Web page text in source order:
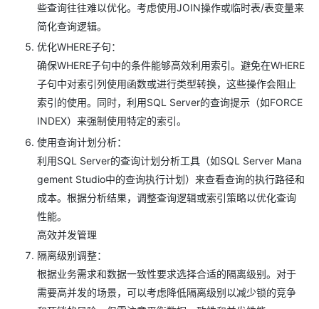
些查询往往难以优化。考虑使用JOIN操作或临时表/表变量来
简化查询逻辑。
优化WHERE子句：
确保WHERE子句中的条件能够高效利用索引。避免在WHERE
子句中对索引列使用函数或进行类型转换，这些操作会阻止
索引的使用。同时，利用SQL Server的查询提示（如FORCE
INDEX）来强制使用特定的索引。
使用查询计划分析：
利用SQL Server的查询计划分析工具（如SQL Server Mana
gement Studio中的查询执行计划）来查看查询的执行路径和
成本。根据分析结果，调整查询逻辑或索引策略以优化查询
性能。
高效并发管理
隔离级别调整：
根据业务需求和数据一致性要求选择合适的隔离级别。对于
需要高并发的场景，可以考虑降低隔离级别以减少锁的竞争